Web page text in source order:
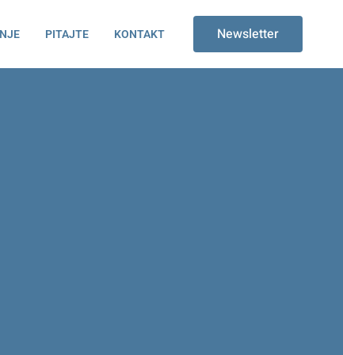
PITAJTE KONTAKT Newsletter